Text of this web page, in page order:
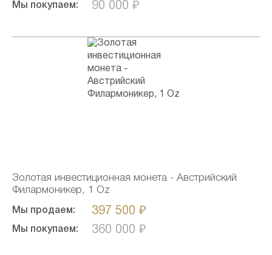
Мы покупаем: 90 000 ₽
Золотая инвестиционная монета - Австрийский
Филармоникер, 1 Oz
Мы продаем: 397 500 ₽
Мы покупаем: 360 000 ₽